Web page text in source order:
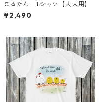
まるたん Tシャツ【大人用】
¥2,490